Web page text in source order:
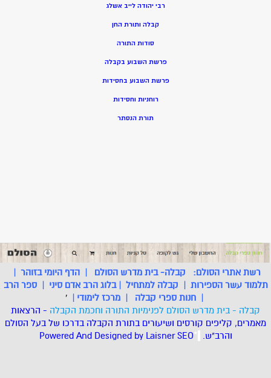
רבי יהודה לייב אשלג
קבלה ותורת החן
סודות התורה
פרשת השבוע בקבלה
פרשת השבוע בחסידות
רוחניות וחסידות
תורת הנסתר
רשת אתרי הסולם: קבלה- בית מדרש הסולם |הדף היומי בזוהר |
תלמוד עשר הספירות | קבלה למתחיל |בלוג הרב אדם סיני |ספר הרב
| חנות ספרי קבלה | מרכז לימודי |
'
קבלה - בית מדרש הסולם לפנימיות התורה וחכמת הקבלה - הרצאות
מאמרים, קליפים קורסים ושיעורים בתורת הקבלה בדרכו של בעל הסולם
והרב"ש. *
Powered And Designed by LaisnerSEO